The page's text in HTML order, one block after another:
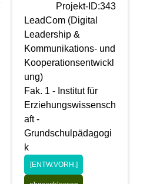
Projekt-ID:343
LeadCom (Digital
Leadership &
Kommunikations- und
Kooperationsentwickl
ung)
Fak. 1 - Institut für
Erziehungswissensch
aft -
Grundschulpädagogi
k
[ENTW.VORH.]